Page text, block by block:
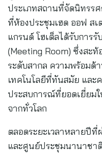
ประเภทสถานที่จัดนิทรร
ที่ห้องประชุมเฮด ออฟ สเ
แกรนด์ โฮเต็ลได้รับการ
(Meeting Room) ซึ่งสะ
ระดับสากล ความพร้อมด้
เทคโนโลยีที่ทันสมัย และ
ประสบการณ์ที่ยอดเยี่ยม
จากทั่วโลก
ตลอดระยะเวลาหลายปีที่
และศูนย์ประชุมนานาชา